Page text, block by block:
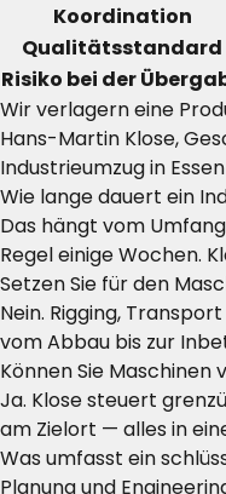
Koordination
Qualitätsstandard
Risiko bei der
Wir verlagern eine
Hans-Martin Klose,
Industrieumzug in
Wie lange dauert ein
Das hängt vom
Regel einige Wochen.
Setzen Sie für den
Nein. Rigging,
vom Abbau bis zur
Können Sie Maschinen
Ja. Klose steuert
am Zielort — alles in
Was umfasst ein
Planung und